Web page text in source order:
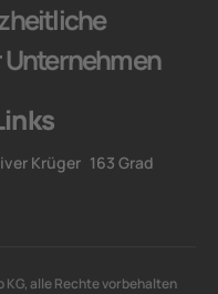
Unternehmen
Krüger 163 Grad
KG, alle Rechte vorbehalten